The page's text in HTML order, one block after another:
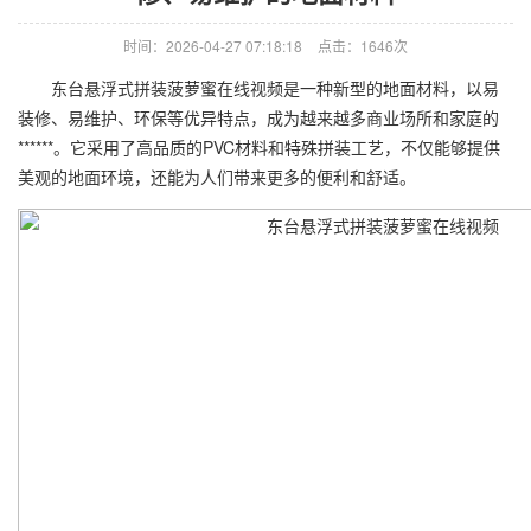
时间：2026-04-27 07:18:18 点击：1646次
东台悬浮式拼装菠萝蜜在线视频是一种新型的地面材料，以易
装修、易维护、环保等优异特点，成为越来越多商业场所和家庭的
******。它采用了高品质的PVC材料和特殊拼装工艺，不仅能够提供
美观的地面环境，还能为人们带来更多的便利和舒适。